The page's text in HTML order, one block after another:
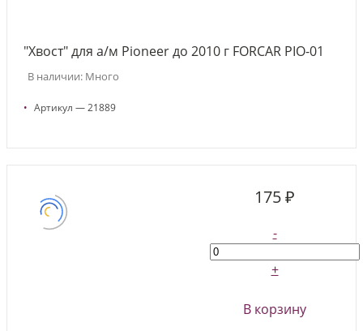
"Хвост" для а/м Pioneer до 2010 г FORCAR PIO-01
В наличии: Много
• Артикул — 21889
175 ₽
-
+
В корзину